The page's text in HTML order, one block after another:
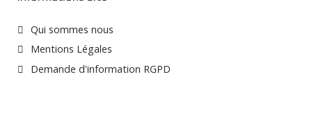
Qui sommes nous
Mentions Légales
Demande d'information RGPD